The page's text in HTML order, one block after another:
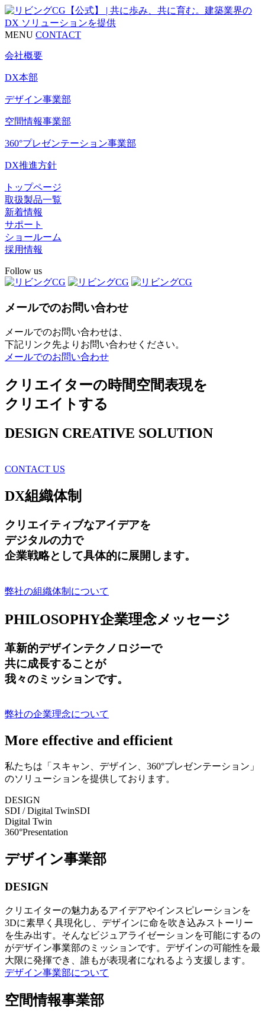
MENU CONTACT
会社概要
DX本部
デザイン事業部
空間情報事業部
360°プレゼンテーション事業部
DX推進方針
トップページ
取扱製品一覧
新着情報
サポート
ショールーム
採用情報
Follow us
メールでのお問い合わせ
メールでのお問い合わせは、
下記リンク先よりお問い合わせください。
メールでのお問い合わせ
クリエイターの時間空間表現を
クリエイトする
DESIGN CREATIVE SOLUTION
CONTACT US
DX組織体制
クリエイティブなアイデアを
デジタルの力で
企業戦略として具体的に展開します。
弊社の組織体制について
PHILOSOPHY企業理念メッセージ
革新的デザインテクノロジーで
共に成長することが
我々のミッションです。
弊社の企業理念について
More effective and efficient
私たちは「スキャン、デザイン、360°プレゼンテーション」
のソリューションを提供しております。
DESIGN
SDI / Digital TwinSDI
Digital Twin
360°Presentation
デザイン事業部
DESIGN
クリエイターの魅力あるアイデアやインスピレーションを
3Dに素早く具現化し、デザインに命を吹き込みストーリー
を生み出す。そんなビジュアライゼーションを可能にするの
がデザイン事業部のミッションです。デザインの可能性を最
大限に発揮でき、誰もが表現者になれるよう支援します。
デザイン事業部について
空間情報事業部